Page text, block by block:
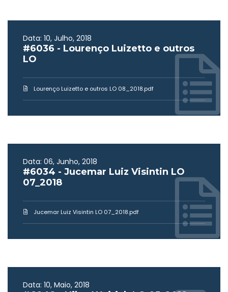
Data: 10, Julho, 2018
#6036 - Lourenço Luizetto e outros
LO
Lourenço Luizetto e outros LO 08_2018.pdf
Data: 06, Junho, 2018
#6034 - Jucemar Luiz Visintin LO
07_2018
Jucemar Luiz Visintin LO 07_2018.pdf
Data: 10, Maio, 2018